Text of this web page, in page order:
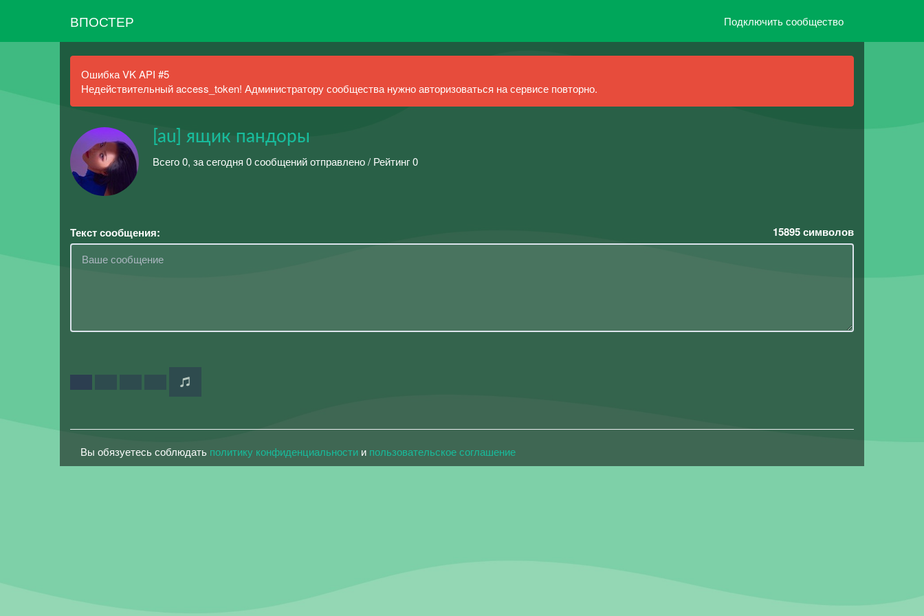
ВПОСТЕР Подключить сообщество
Ошибка VK API #5
Недействительный access_token! Администратору сообщества нужно авторизоваться на сервисе повторно.
[au] ящик пандоры
Всего 0, за сегодня 0 сообщений отправлено / Рейтинг 0
Текст сообщения: 15895символов
Вы обязуетесь соблюдать политику конфиденциальности и пользовательское соглашение